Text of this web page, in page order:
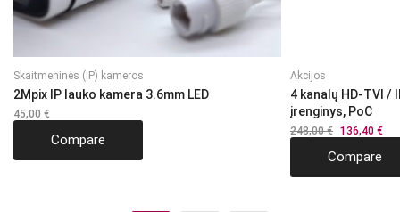
Skaitmeninės (IP) kameros
2Mpix IP lauko kamera 3.6mm LED
45,00 €
Compare
Akcijos
4 kanalų HD-TVI /
įrenginys, PoC
248,00€ Original
was:
248,00 €.
136,40 €
Compare